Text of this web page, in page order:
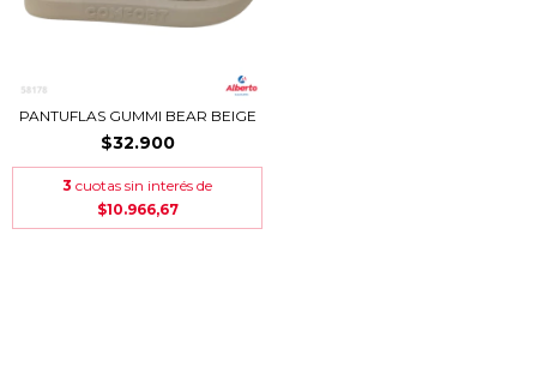
PANTUFLAS GUMMI BEAR BEIGE
$32.900
3 cuotas sin interés de
$10.966,67